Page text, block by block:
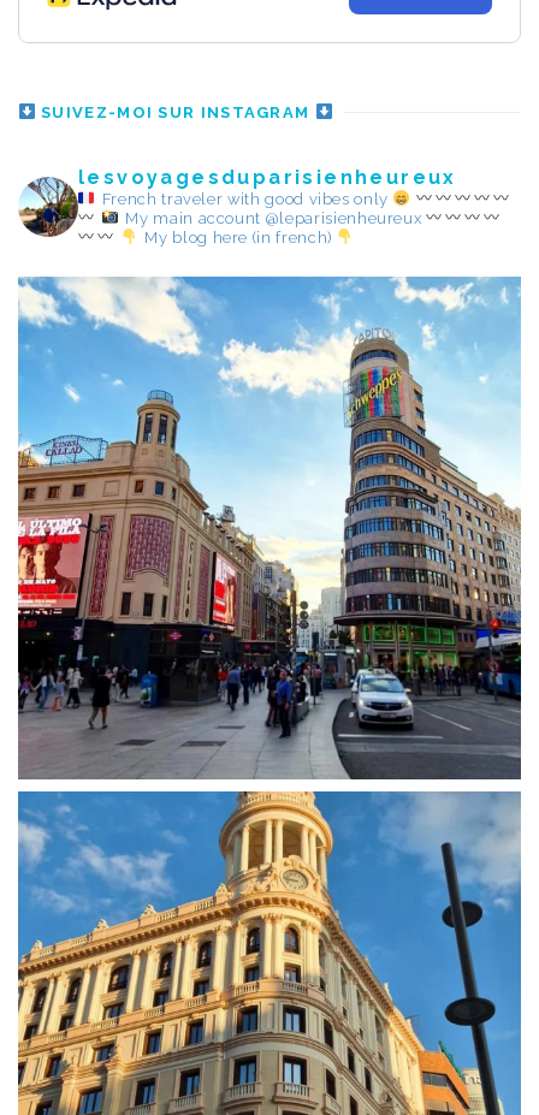
SUIVEZ-MOI SUR INSTAGRAM
lesvoyagesduparisienheureux
French traveler with good vibes only
My main account @leparisienheureux
My blog here (in french)